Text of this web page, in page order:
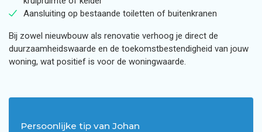
Aansluiting op bestaande toiletten of buitenkranen
Bij zowel nieuwbouw als renovatie verhoog je direct de
duurzaamheidswaarde en de toekomstbestendigheid van jouw
woning, wat positief is voor de woningwaarde.
Persoonlijke tip van Johan